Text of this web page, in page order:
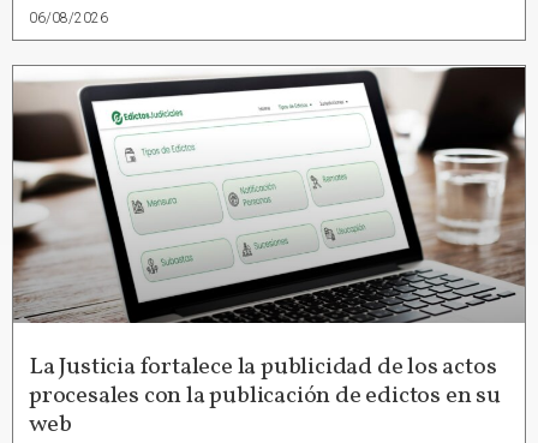
06/08/2026
La Justicia fortalece la publicidad de los actos
procesales con la publicación de edictos en su
web